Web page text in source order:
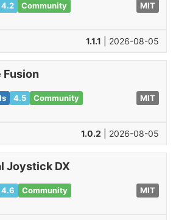
4.2 Community MIT
1.1.1 | 2026-08-05
Fusion
4.5 Community MIT
1.0.2 | 2026-08-05
Joystick DX
4.6 Community MIT